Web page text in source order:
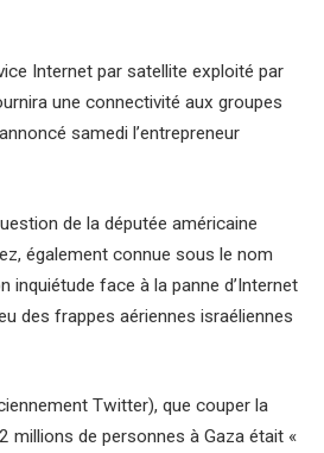
Internet par satellite exploité par
une connectivité aux groupes
samedi l’entrepreneur
de la députée américaine
également connue sous le nom
inquiétude face à la panne d’Internet
des frappes aériennes israéliennes
Twitter), que couper la
millions de personnes à Gaza était «